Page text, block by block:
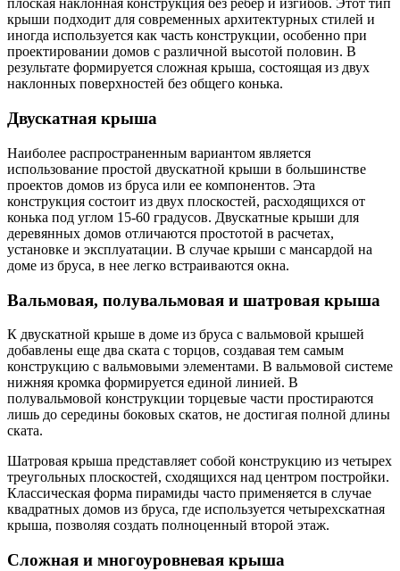
плоская наклонная конструкция без ребер и изгибов. Этот тип
крыши подходит для современных архитектурных стилей и
иногда используется как часть конструкции, особенно при
проектировании домов с различной высотой половин. В
результате формируется сложная крыша, состоящая из двух
наклонных поверхностей без общего конька.
Двускатная крыша
Наиболее распространенным вариантом является
использование простой двускатной крыши в большинстве
проектов домов из бруса или ее компонентов. Эта
конструкция состоит из двух плоскостей, расходящихся от
конька под углом 15-60 градусов. Двускатные крыши для
деревянных домов отличаются простотой в расчетах,
установке и эксплуатации. В случае крыши с мансардой на
доме из бруса, в нее легко встраиваются окна.
Вальмовая, полувальмовая и шатровая крыша
К двускатной крыше в доме из бруса с вальмовой крышей
добавлены еще два ската с торцов, создавая тем самым
конструкцию с вальмовыми элементами. В вальмовой системе
нижняя кромка формируется единой линией. В
полувальмовой конструкции торцевые части простираются
лишь до середины боковых скатов, не достигая полной длины
ската.
Шатровая крыша представляет собой конструкцию из четырех
треугольных плоскостей, сходящихся над центром постройки.
Классическая форма пирамиды часто применяется в случае
квадратных домов из бруса, где используется четырехскатная
крыша, позволяя создать полноценный второй этаж.
Сложная и многоуровневая крыша